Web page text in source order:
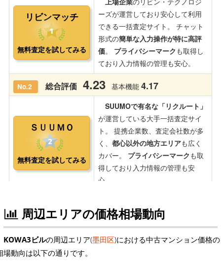
周辺エリアの価格相場動向
KOWA3ビルの周辺エリア(墨田区)における中古マンション価格の
場動向は以下の通りです。